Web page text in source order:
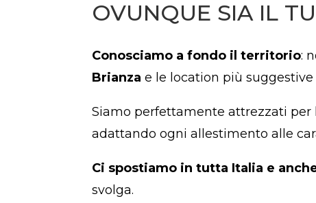
OVUNQUE SIA IL
Conosciamo a fondo il territorio:
Brianza e le location più suggestive
Siamo perfettamente attrezzati per
adattando ogni allestimento alle
Ci spostiamo in tutta Italia e
svolga.